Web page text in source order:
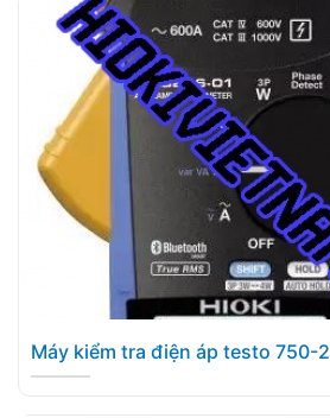
Máy kiểm tra điện áp testo 750-2